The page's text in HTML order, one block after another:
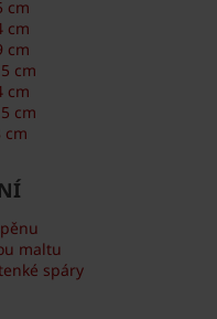
cm
cm
cm
cm
cm
cm
cm
maltu
spáry